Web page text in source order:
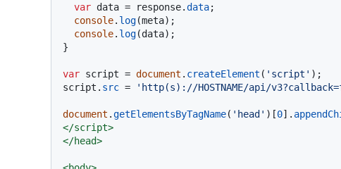
var data = response.data;
console. log(meta);
console. log(data);
}
var script = document . createElement ( 'script' );
script. src = 'http(s)://HOSTNAME/api/
document .getElementsByTagName( 'head' )[0].
</script>
</head>